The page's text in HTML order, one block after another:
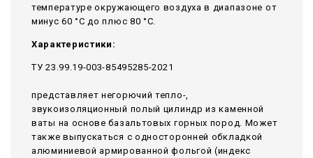
температуре окружающего воздуха в диапазоне от
минус 60 °С до плюс 80 °С.
Характеристики:
ТУ 23.99.19-003-85495285-2021
представляет негорючий тепло-,
звукоизоляционный полый цилиндр из каменной
ваты на основе базальтовых горных пород. Может
также выпускаться с односторонней обкладкой
алюминиевой армированной фольгой (индекс